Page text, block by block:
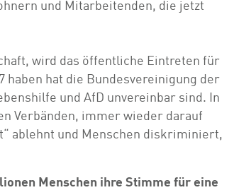
und Mitarbeitenden, die jetzt
wird das öffentliche Eintreten für
haben hat die Bundesvereinigung der
und AfD unvereinbar sind. In
Verbänden, immer wieder darauf
ablehnt und Menschen diskriminiert,
Menschen ihre Stimme für eine